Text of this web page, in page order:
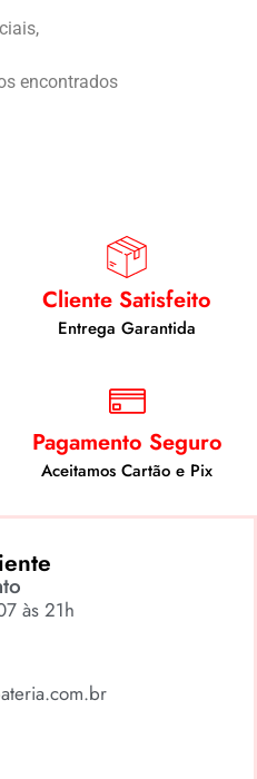
encontrados
Cliente Satisfeito
Entrega Garantida
Pagamento Seguro
Aceitamos Cartão e Pix
às 21h